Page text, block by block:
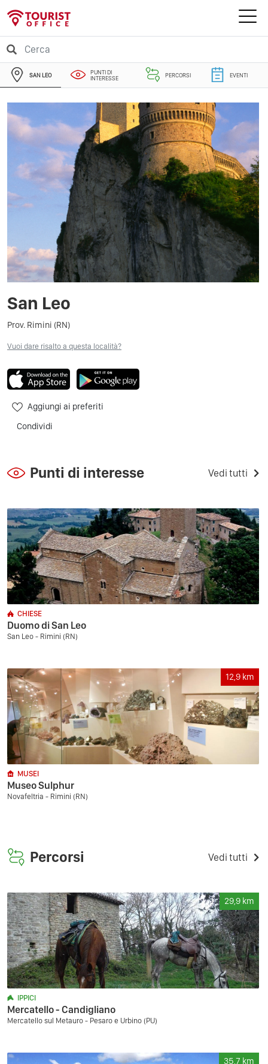
SAN LEO
PUNTI DI
INTERESSE
PERCORSI EVENTI
San Leo
Prov. Rimini (RN)
Vuoi dare risalto a questa località?
Aggiungi ai preferiti
Condividi
Punti di interesse Vedi tutti
CHIESE
Duomo di San Leo
San Leo - Rimini (RN)
12,9 km
MUSEI
Museo Sulphur
Novafeltria - Rimini (RN)
Percorsi Vedi tutti
29,9 km
IPPICI
Mercatello - Candigliano
Mercatello sul Metauro - Pesaro e Urbino (PU)
35,7 km